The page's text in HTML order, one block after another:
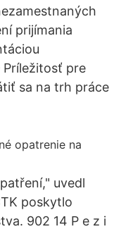
prijímania
Príležitosť pre
sa na trh práce
uvedl
poskytlo
902 14 P e z i